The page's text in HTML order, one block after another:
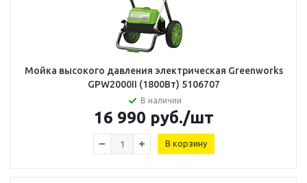
Мойка высокого давления электрическая Greenworks
GPW2000II (1800Вт) 5106707
В наличии
16 990 руб./шт
В корзину